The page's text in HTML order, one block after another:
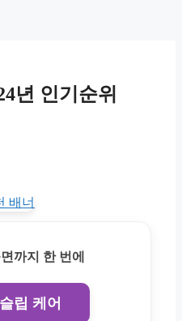
년 인기순위
까지 한 번에
립 케어